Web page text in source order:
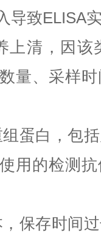
导致ELISA
上清，因该
量、采样
蛋白，包
用的检测
保存时间